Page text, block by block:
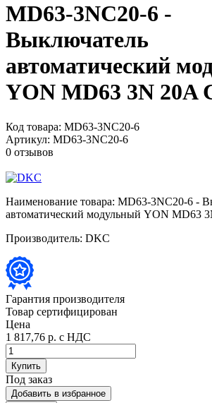
MD63-3NC20-6 -
Выключатель
автоматический
YON MD63 3N 20A
Код товара: MD63-3NC20-6
Артикул: MD63-3NC20-6
0 отзывов
Наименование товара: MD63-3NC20-6 -
автоматический модульный YON MD63
Производитель: DKC
Гарантия производителя
Товар сертифицирован
Цена
1 817,76 р. с НДС
Купить
Под заказ
Добавить в избранное